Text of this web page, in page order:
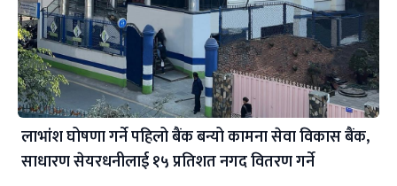
लाभांश घोषणा गर्ने पहिलो बैंक बन्यो कामना सेवा विकास बैंक,
साधारण सेयरधनीलाई १५ प्रतिशत नगद वितरण गर्ने